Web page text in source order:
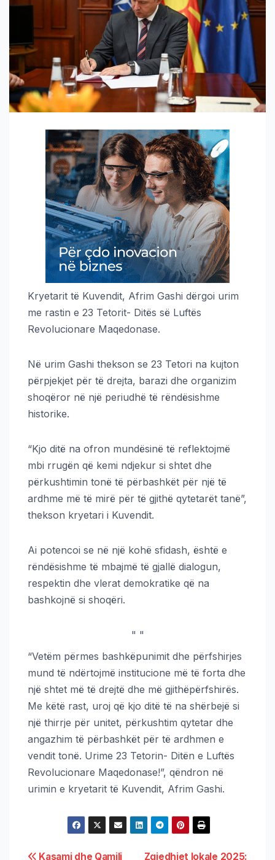
Kryetarit të Kuvendit, Afrim Gashi dërgoi urim
me rastin e 23 Tetorit- Ditës së Luftës
Revolucionare Maqedonase.
Në urim Gashi thekson se 23 Tetori na kujton
përpjekjet për të drejta, barazi dhe organizim
shoqëror në një periudhë të rëndësishme
historike.
“Kjo ditë na ofron mundësinë të reflektojmë
mbi rrugën që kemi ndjekur si shtet dhe
përkushtimin tonë të përbashkët për një të
ardhme më të mirë për të gjithë qytetarët tanë”,
thekson kryetari i Kuvendit.
Ai potencoi se në një kohë sfidash, është e
rëndësishme të mbajmë të gjallë dialogun,
respektin dhe vlerat demokratike që na
bashkojnë si shoqëri.
" "
“Vetëm përmes bashkëpunimit dhe përfshirjes
mund të ndërtojmë institucione më të forta dhe
një shtet më të drejtë dhe më gjithëpërfshirës.
Me këtë rast, uroj që kjo ditë të na shërbejë si
një thirrje për unitet, përkushtim qytetar dhe
angazhim të përbashkët për të ardhmen e
vendit tonë. Urime 23 Tetorin- Ditën e Luftës
Revolucionare Maqedonase!”, qëndron në
urimin e kryetarit të Kuvendit, Afrim Gashi.
Zgjedhjet lokale 2025:
Kasami dhe Qamili